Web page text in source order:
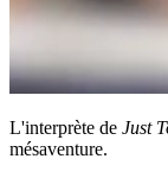
L'interprète de Just
mésaventure.